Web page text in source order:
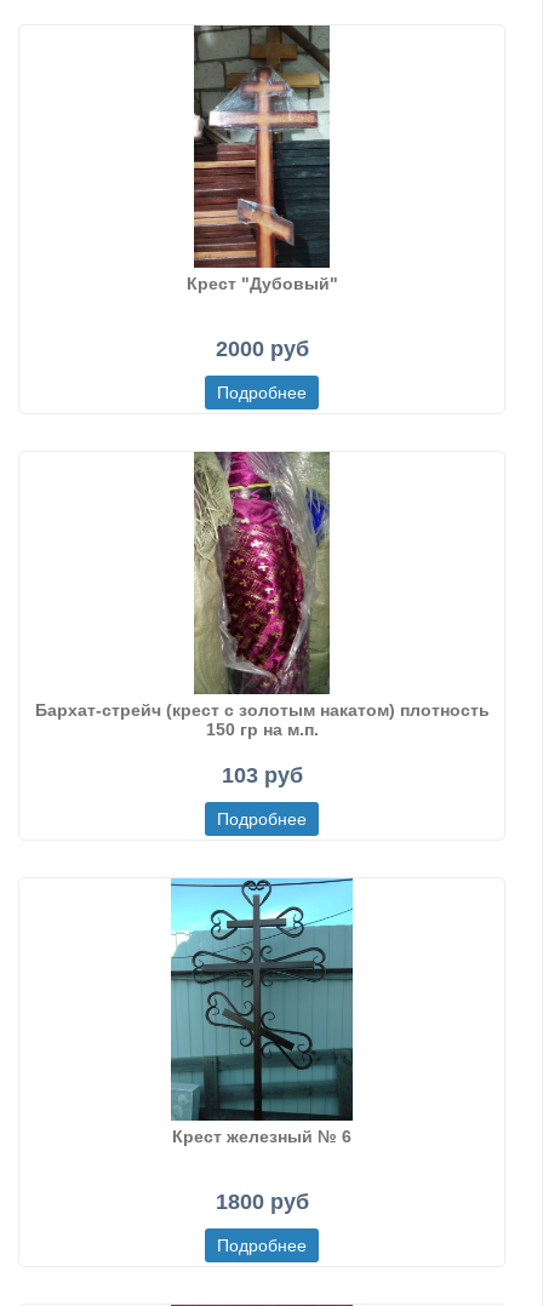
Крест "Дубовый"
2000 руб
Бархат-стрейч (крест с золотым накатом) плотность
150 гр на м.п.
103 руб
Крест железный № 6
1800 руб